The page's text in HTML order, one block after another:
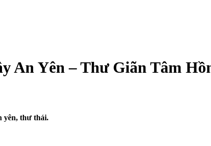
An Yên – Thư Giãn Tâm
yên, thư thái.